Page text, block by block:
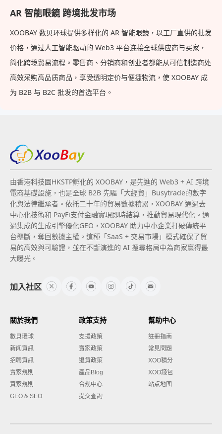
Protective Film 6 Screen 12.9
AR 智能眼鏡 跨境批发市场
XOOBAY 数贝环球提供多样化的 AR 智能眼鏡，以工厂直供的批发
价格，通过人工智能驱动的 Web3 平台连接全球供应商与买家，
简化跨境贸易流程。零售商、分销商和创业者都能从可信制造商处
高效采购高品质商品，享受透明定价与便捷物流，使 XOOBAY 成
为 B2B 与 B2C 批发的首选平台。
由香港科技園HKSTP孵化的 XOOBAY，是先進的 Web3 + AI 跨境
電商基礎設施，也是全球 B2B 先驅「大經貿」Busytrade的數字
化與法律繼承者。依托二十年的貿易數據積累，XOOBAY 通過去
中心化技術和 PayFi支付金融實現即時結算，推動貿易現代化。通
過集成的生成引擎優化GEO，XOOBAY 助力中小企業打破傳統平
台壟斷，奪回數據主權。這種「SaaS + 交易市場」模式確保了貿
易的高效與可驗證，並在不斷演進的 AI 搜尋格局中為商家贏得最
大曝光。
加入社区
關於我們
數貝環球
新闻資訊
招聘資訊
賣家規則
買家規則
GEO & SEO
政策支持
支援政策
賣家政策
退貨政策
產品Blog
合规中心
提交查詢
幫助中心
註冊指南
常見問題
XOO積分
XOO錢包
站点地图